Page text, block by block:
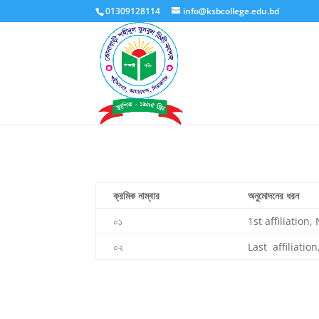
01309128114 info@ksbcollege.edu.bd
ক্রমিক নাম্বার অনুমোদনের ধরন
০১
1st affiliation,
০২
Last